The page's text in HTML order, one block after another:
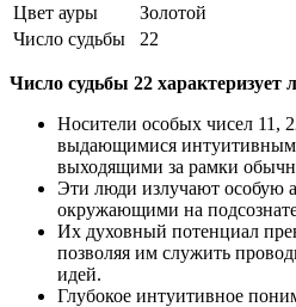
Цвет ауры
Золотой
Число судьбы
22
Число судьбы 22 характеризует
Носители особых чисел 11,
выдающимися
выходящими за рамки
Эти люди излучают особую
окружающими на
Их духовный потенциал
позволяя им служить
идей.
Глубокое интуитивное